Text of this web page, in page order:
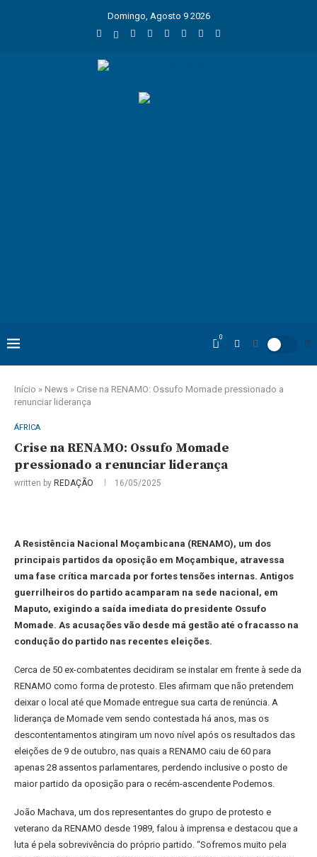
Domingo, Agosto 9 2026
0
Início » News » Crise na RENAMO: Ossufo Momade pressionado a
renunciar liderança
ÁFRICA
Crise na RENAMO: Ossufo Momade
pressionado a renunciar liderança
written by REDAÇÃO 16/05/2025
A Resistência Nacional Moçambicana (RENAMO), um dos
principais partidos da oposição em Moçambique, atravessa
uma fase crítica marcada por fortes tensões internas. Antigos
guerrilheiros do partido acamparam na sede nacional, em
Maputo, exigindo a saída imediata do presidente Ossufo
Momade. As acusações vão desde má gestão até o fracasso na
condução do partido nas recentes eleições.
Cerca de 50 ex-combatentes decidiram se instalar em frente à sede da
RENAMO como forma de protesto. Eles afirmam que não pretendem
deixar o local até que Momade entregue sua carta de renúncia. A
liderança de Momade vem sendo contestada há anos, mas os
descontentamentos atingiram um novo nível após os resultados das
eleições de 9 de outubro, nas quais a RENAMO caiu de 60 para
apenas 28 assentos parlamentares, perdendo inclusive o posto de
maior partido da oposição para o recém-ascendente Podemos.
João Machava, um dos representantes do grupo de protesto e
veterano da RENAMO desde 1989, falou à imprensa e destacou que a
luta é pela sobrevivência do próprio partido. “Sofremos muito pela